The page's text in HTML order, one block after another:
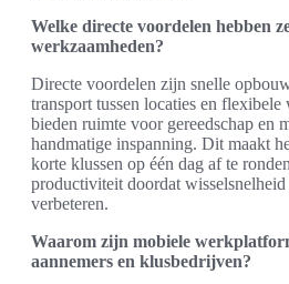
Welke directe voordelen hebben
werkzaamheden?
Directe voordelen zijn snelle
transport tussen locaties en
bieden ruimte voor gereedschap en
handmatige inspanning. Dit maakt
korte klussen op één dag af te
productiviteit doordat wisselsnelheid
verbeteren.
Waarom zijn mobiele
aannemers en klusbedrijven?